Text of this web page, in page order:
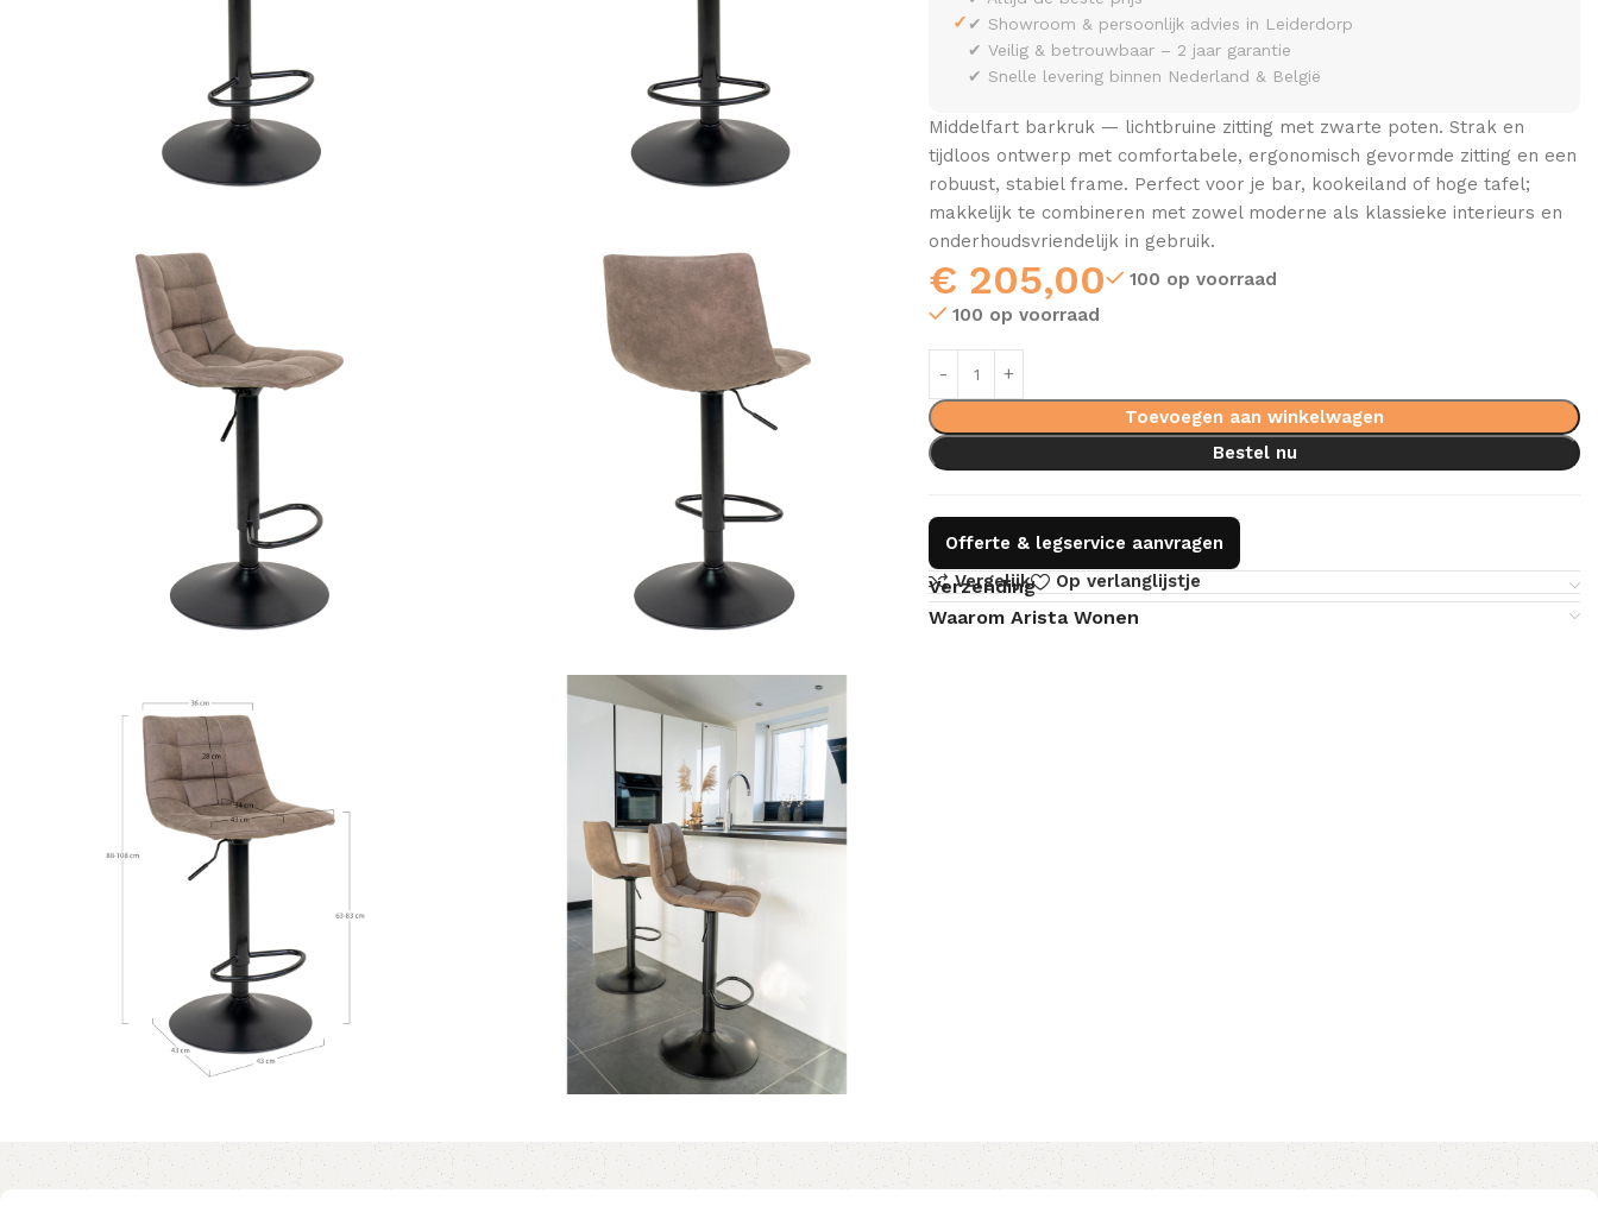
✓✔ Showroom & persoonlijk advies in Leiderdorp
✔ Veilig & betrouwbaar – 2 jaar garantie
✔ Snelle levering binnen Nederland & België
Middelfart barkruk — lichtbruine zitting met zwarte poten. Strak en
tijdloos ontwerp met comfortabele, ergonomisch gevormde zitting en een
robuust, stabiel frame. Perfect voor je bar, kookeiland of hoge tafel;
makkelijk te combineren met zowel moderne als klassieke interieurs en
onderhoudsvriendelijk in gebruik.
€ 205,00
100 op voorraad
100 op voorraad
Toevoegen aan winkelwagen
Bestel nu
Offerte & legservice aanvragen
Vergelijk
Op verlanglijstje
Verzending
Waarom Arista Wonen